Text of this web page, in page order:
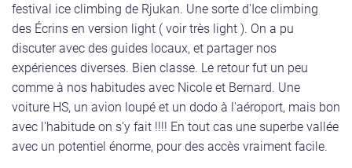
festival ice climbing de Rjukan. Une sorte d'Ice climbing
des Écrins en version light ( voir très light ). On a pu
discuter avec des guides locaux, et partager nos
expériences diverses. Bien classe. Le retour fut un peu
comme à nos habitudes avec Nicole et Bernard. Une
voiture HS, un avion loupé et un dodo à l'aéroport, mais bon
avec l'habitude on s'y fait !!!! En tout cas une superbe vallée
avec un potentiel énorme, pour des accès vraiment facile.